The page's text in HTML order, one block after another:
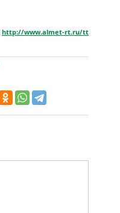
http://www.almet-rt.ru/tt